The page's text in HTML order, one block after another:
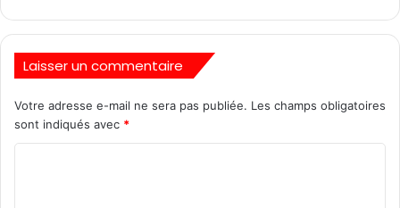
Laisser un commentaire
Votre adresse e-mail ne sera pas publiée. Les champs obligatoires
sont indiqués avec *